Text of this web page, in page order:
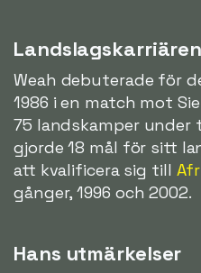
Landslagskarriären
Weah debuterade för
1986 i en match mot
75 landskamper under
gjorde 18 mål för sitt
att kvalificera sig till
gånger, 1996 och 2002.
Hans utmärkelser